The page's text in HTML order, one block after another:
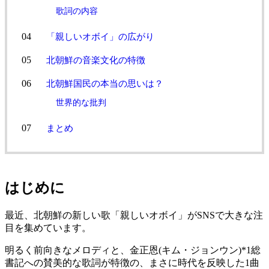
歌詞の内容
「親しいオボイ」の広がり
北朝鮮の音楽文化の特徴
北朝鮮国民の本当の思いは？
世界的な批判
まとめ
はじめに
最近、北朝鮮の新しい歌「親しいオボイ」がSNSで大きな注
目を集めています。
明るく前向きなメロディと、金正恩(キム・ジョンウン)*1総
書記への賛美的な歌詞が特徴の、まさに時代を反映した1曲